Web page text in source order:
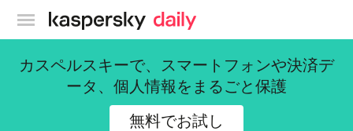
カスペルスキー公式ブログ
カスペルスキーで、スマートフォンや決済デ
ータ、個人情報をまるごと保護
無料でお試し